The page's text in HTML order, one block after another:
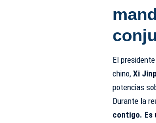
El
chino, Xi
potencias
Durante la
contigo. Es